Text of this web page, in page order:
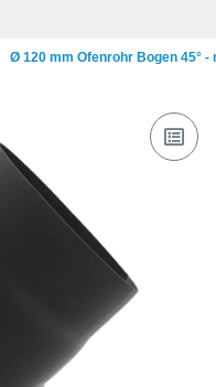
Ø 120 mm Ofenrohr Bogen 45° -